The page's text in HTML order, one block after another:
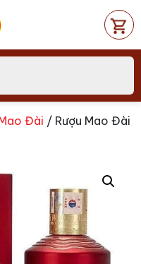
Đài / Rượu Mao Đài